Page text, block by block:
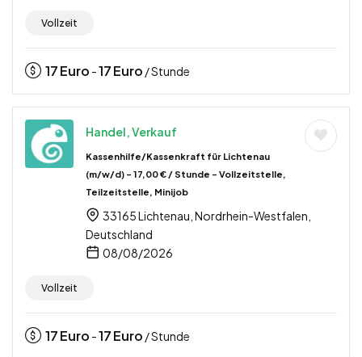
Vollzeit
17Euro -17Euro / Stunde
Handel, Verkauf
Kassenhilfe/Kassenkraft für Lichtenau
(m/w/d) – 17,00 € / Stunde – Vollzeitstelle,
Teilzeitstelle, Minijob
33165 Lichtenau, Nordrhein-Westfalen,
Deutschland
08/08/2026
Vollzeit
17Euro -17Euro / Stunde